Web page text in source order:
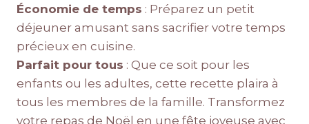
Économie de temps : Préparez un petit
déjeuner amusant sans sacrifier votre temps
précieux en cuisine.
Parfait pour tous : Que ce soit pour les
enfants ou les adultes, cette recette plaira à
tous les membres de la famille. Transformez
votre repas de Noël en une fête joyeuse avec